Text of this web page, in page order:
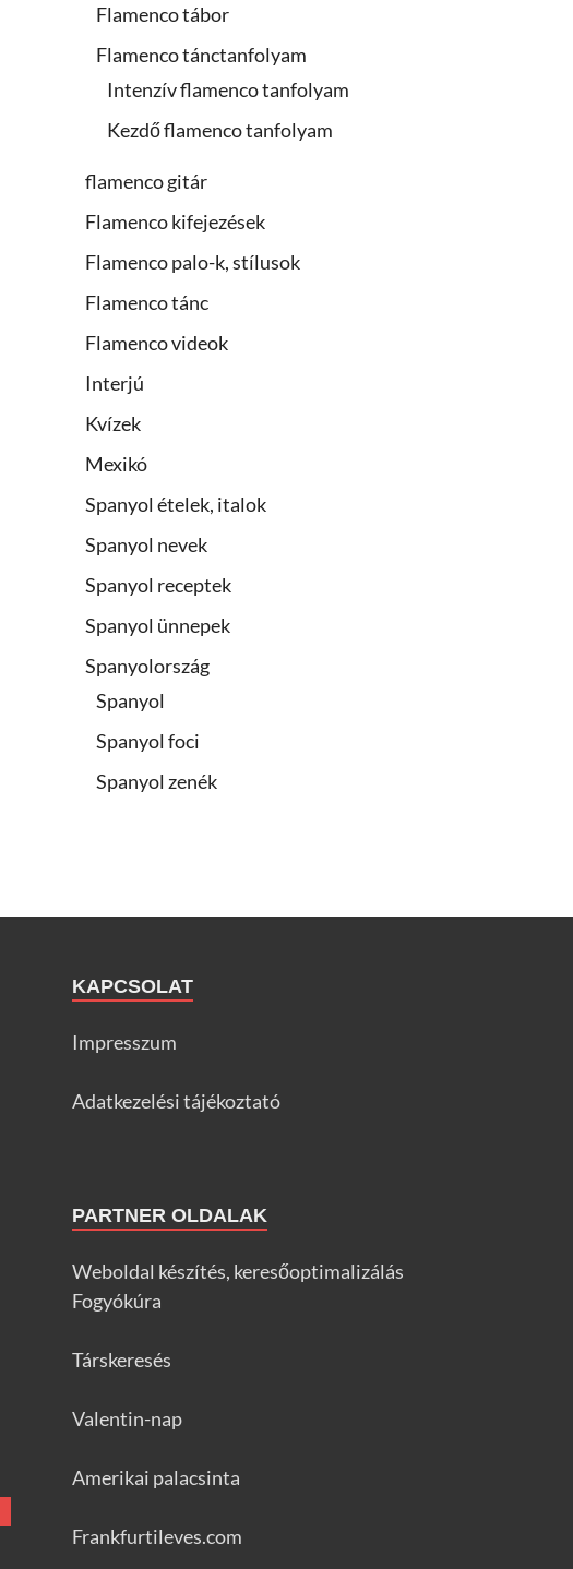
Flamenco tábor
Flamenco tánctanfolyam
Intenzív flamenco tanfolyam
Kezdő flamenco tanfolyam
flamenco gitár
Flamenco kifejezések
Flamenco palo-k, stílusok
Flamenco tánc
Flamenco videok
Interjú
Kvízek
Mexikó
Spanyol ételek, italok
Spanyol nevek
Spanyol receptek
Spanyol ünnepek
Spanyolország
Spanyol
Spanyol foci
Spanyol zenék
KAPCSOLAT
Impresszum
Adatkezelési tájékoztató
PARTNER OLDALAK
Weboldal készítés, keresőoptimalizálás
Fogyókúra
Társkeresés
Valentin-nap
Amerikai palacsinta
Frankfurtileves.com